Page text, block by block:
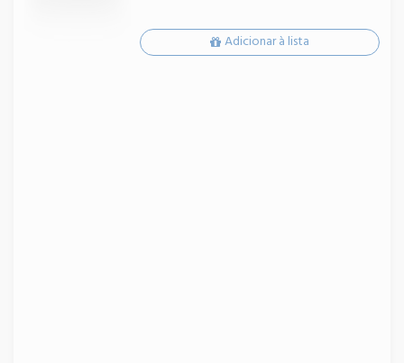
Adicionar à lista